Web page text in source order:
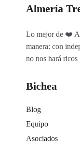
Almería
Lo mejor de ❤️
manera: con
no nos hará ricos
Bichea
Blog
Equipo
Asociados